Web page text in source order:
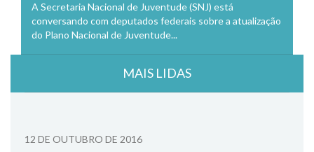
A Secretaria Nacional de Juventude (SNJ) está
conversando com deputados federais sobre a atualização
do Plano Nacional de Juventude...
MAIS LIDAS
12 DE OUTUBRO DE 2016